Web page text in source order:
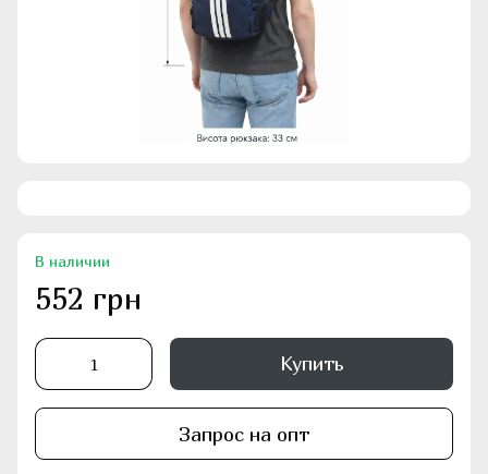
В наличии
552 грн
Купить
Запрос на опт